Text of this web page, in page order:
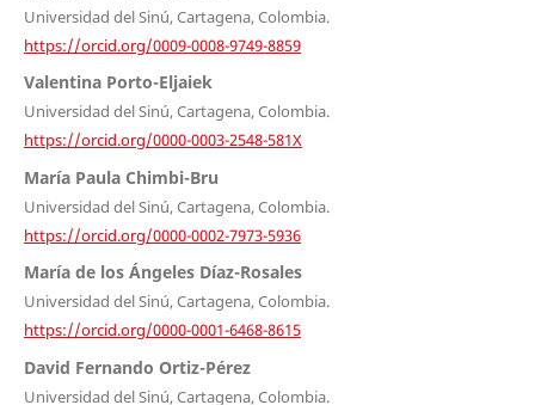
Universidad del Sinú, Cartagena, Colombia.
https://orcid.org/0009-0008-9749-8859
Valentina Porto-Eljaiek
Universidad del Sinú, Cartagena, Colombia.
https://orcid.org/0000-0003-2548-581X
María Paula Chimbi-Bru
Universidad del Sinú, Cartagena, Colombia.
https://orcid.org/0000-0002-7973-5936
María de los Ángeles Díaz-Rosales
Universidad del Sinú, Cartagena, Colombia.
https://orcid.org/0000-0001-6468-8615
David Fernando Ortiz-Pérez
Universidad del Sinú, Cartagena, Colombia.